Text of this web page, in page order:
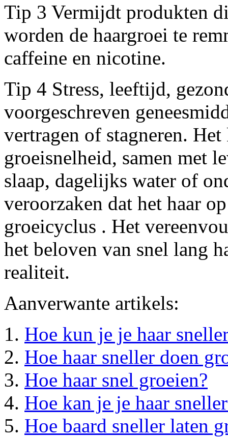
Tip 3 Vermijdt produkten
worden de haargroei te
caffeine en nicotine.
Tip 4 Stress, leeftijd,
voorgeschreven
vertragen of stagneren.
groeisnelheid, samen met
slaap, dagelijks water of
veroorzaken dat het haar
groeicyclus . Het
het beloven van snel lang
realiteit.
Aanverwante artikels:
Hoe kun je je haar
Hoe haar sneller doen
Hoe haar snel groeien?
Hoe kan je je haar
Hoe baard sneller laten